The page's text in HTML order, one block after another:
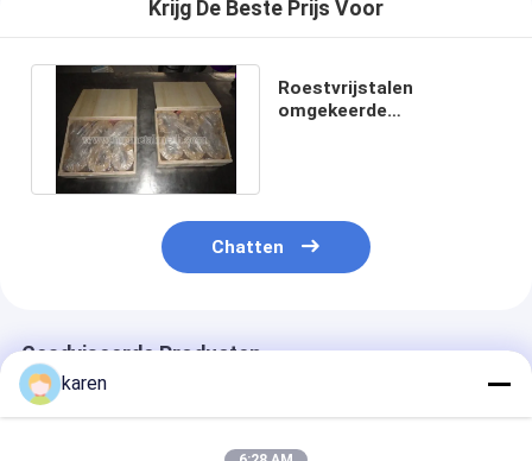
Architectonisch metaal gaas
Het de Vliegscherm van de aluminiumketting
de omheining van het metaalnetwerk
Krijg De Beste Prijs Voor
Roestvrijstalen
omgekeerde
Chatten
Geadviseerde Producten
karen